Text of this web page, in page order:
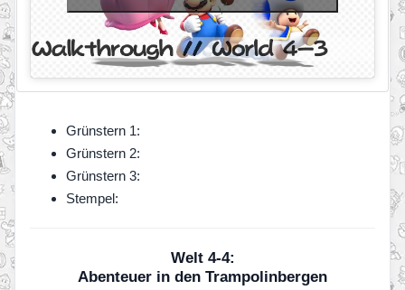
Grünstern 1:
Grünstern 2:
Grünstern 3:
Stempel:
Welt 4-4:
Abenteuer in den Trampolinbergen